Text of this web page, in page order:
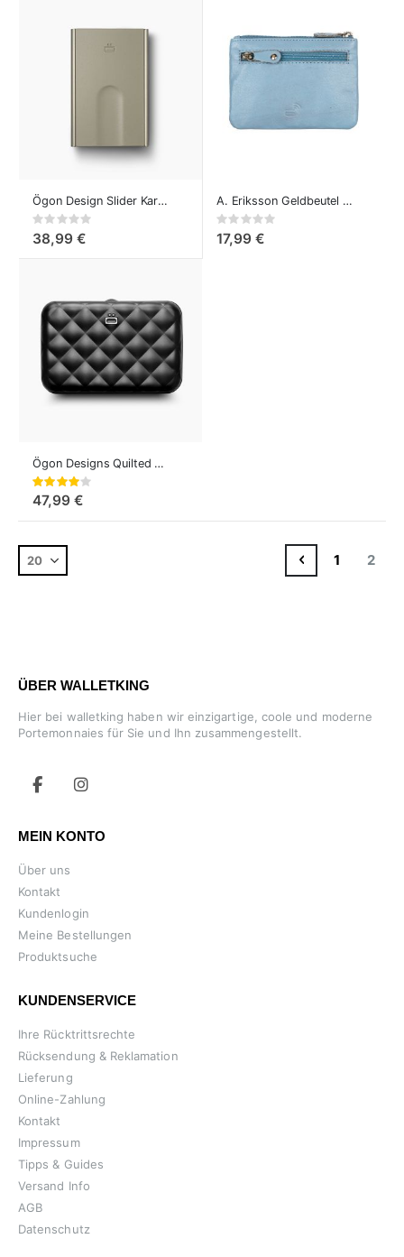
Ögon Design Slider Kartenetui Grün
Rating:
38,99 €
A. Eriksson Geldbeutel mit Schlüsselanhänger
Rating:
17,99 €
Ögon Designs Quilted Button Card Case Kartenetui Aluminium
Bewertung:
47,99 €
Seite
Seite
ZurückSeite
1 Sie
2
ÜBER WALLETKING
Hier bei walletking haben wir einzigartige, coole und moderne
Portemonnaies für Sie und Ihn zusammengestellt.
MEIN KONTO
Über uns
Kontakt
Kundenlogin
Meine Bestellungen
Produktsuche
KUNDENSERVICE
Ihre Rücktrittsrechte
Rücksendung & Reklamation
Lieferung
Online-Zahlung
Kontakt
Impressum
Tipps & Guides
Versand Info
AGB
Datenschutz